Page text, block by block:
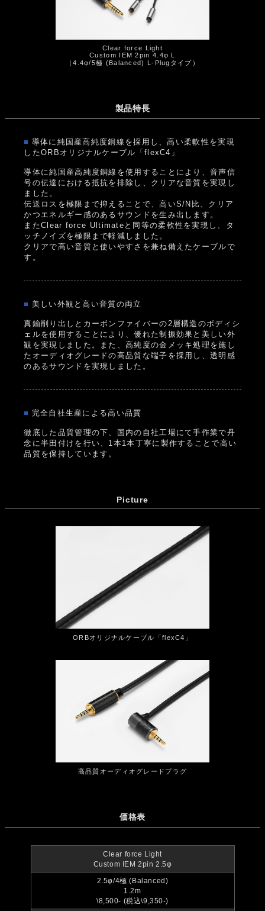
Clear force Light
Custom IEM 2pin 4.4φ L
（4.4φ/5極 (Balanced) L-Plugタイプ）
製品特長
■ 導体に純国産高純度銅線を採用し、高い柔軟性を実現
したORBオリジナルケーブル「flexC4」
導体に純国産高純度銅線を使用することにより、音声信
号の伝達における抵抗を排除し、クリアな音質を実現し
ました。
伝送ロスを極限まで抑えることで、高いS/N比、クリア
かつエネルギー感のあるサウンドを生み出します。
またClear force Ultimateと同等の柔軟性を実現し、タ
ッチノイズを極限まで軽減しました。
クリアで高い音質と使いやすさを兼ね備えたケーブルで
す。
■ 美しい外観と高い音質の両立
真鍮削り出しとカーボンファイバーの2層構造のボディシ
ェルを使用することにより、優れた制振効果と美しい外
観を実現しました。また、高純度の金メッキ処理を施し
たオーディオグレードの高品質な端子を採用し、透明感
のあるサウンドを実現しました。
■ 完全自社生産による高い品質
徹底した品質管理の下、国内の自社工場にて手作業で丹
念に半田付けを行い、1本1本丁寧に製作することで高い
品質を保持しています。
Picture
ORBオリジナルケーブル「flexC4」
高品質オーディオグレードプラグ
価格表
Clear force Light
Custom IEM 2pin 2.5φ
2.5φ/4極 (Balanced)
1.2m
\8,500- (税込\9,350-)